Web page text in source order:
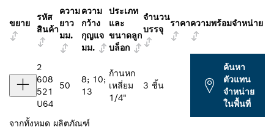
ขยาย
รหัส
สินค้า
ความ
ยาว
มม.
ความ
กว้าง
กุญแจ
มม.
ประเภท
และ
ขนาดลูก
บล็อก
จำนวน
บรรจุ
ราคาความพร้อมจำหน่าย
2
608
521
U64
50
8; 10;
13
ก้านหก
เหลี่ยม
1/4"
3 ชิ้น
ค้นหา
ตัวแทน
จำหน่าย
ในพื้นที่
จากทั้งหมด ผลิตภัณฑ์